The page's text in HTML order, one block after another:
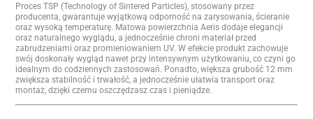
Proces TSP (Technology of Sintered Particles), stosowany przez
producenta, gwarantuje wyjątkową odporność na zarysowania, ścieranie
oraz wysoką temperaturę. Matowa powierzchnia Aeris dodaje elegancji
oraz naturalnego wyglądu, a jednocześnie chroni materiał przed
zabrudzeniami oraz promieniowaniem UV. W efekcie produkt zachowuje
swój doskonały wygląd nawet przy intensywnym użytkowaniu, co czyni go
idealnym do codziennych zastosowań. Ponadto, większa grubość 12 mm
zwiększa stabilność i trwałość, a jednocześnie ułatwia transport oraz
montaż, dzięki czemu oszczędzasz czas i pieniądze.